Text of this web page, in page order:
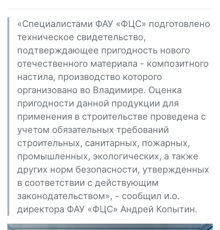
«Специалистами ФАУ «ФЦС» подготовлено
техническое свидетельство,
подтверждающее пригодность нового
отечественного материала - композитного
настила, производство которого
организовано во Владимире. Оценка
пригодности данной продукции для
применения в строительстве проведена с
учетом обязательных требований
строительных, санитарных, пожарных,
промышленных, экологических, а также
других норм безопасности, утвержденных
в соответствии с действующим
законодательством», - сообщил и.о.
директора ФАУ «ФЦС» Андрей Копытин.